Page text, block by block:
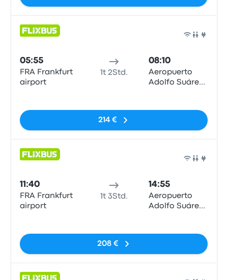
05:55
FRA Frankfurt
airport
1t 2Std.
08:10
Aeropuerto
Adolfo Suárez
214 €
11:40
FRA Frankfurt
airport
1t 3Std.
14:55
Aeropuerto
Adolfo Suárez
208 €